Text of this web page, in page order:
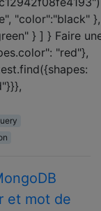
"color":"black" },
} ] } Faire
"red"},
et mot de